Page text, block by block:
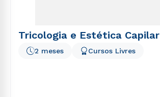
Tricologia e Estética Capilar
2 meses Cursos Livres